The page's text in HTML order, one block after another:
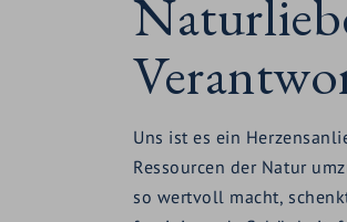
Uns ist es ein
Ressourcen der Natur
so wertvoll macht,